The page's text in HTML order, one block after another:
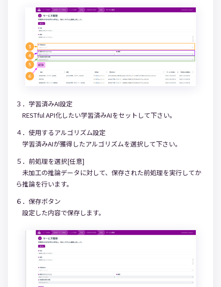
３．学習済みAI設定
RESTful API化したい学習済みAIをセットして下さい。
４．使用するアルゴリズム設定
学習済みAIが獲得したアルゴリズムを選択して下さい。
５．前処理を選択[任意]
未加工の推論データに対して、保存された前処理を実行してか
ら推論を行います。
６．保存ボタン
設定した内容で保存します。